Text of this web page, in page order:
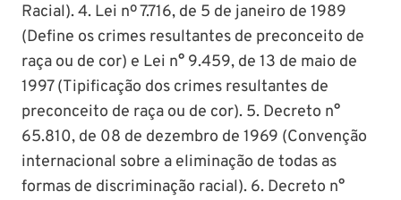
Racial). 4. Lei nº 7.716, de 5 de janeiro de 1989
(Define os crimes resultantes de preconceito de
raça ou de cor) e Lei n° 9.459, de 13 de maio de
1997 (Tipificação dos crimes resultantes de
preconceito de raça ou de cor). 5. Decreto n°
65.810, de 08 de dezembro de 1969 (Convenção
internacional sobre a eliminação de todas as
formas de discriminação racial). 6. Decreto n°